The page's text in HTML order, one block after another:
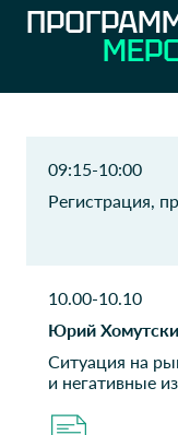
Всемирные
Дружбы
Директор
Технологии
отдела разработки
Технологии
Аналитик отдела
диспетчерских
09:15-10:00
Регистрация,
10.00-10.10
Юрий
Ситуация на
и негативные